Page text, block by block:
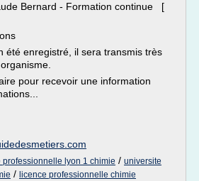
Bernard - Formation continue [
été enregistré, il sera transmis très
pour recevoir une information
professionnelle lyon 1 chimie / universite
/ licence professionnelle chimie